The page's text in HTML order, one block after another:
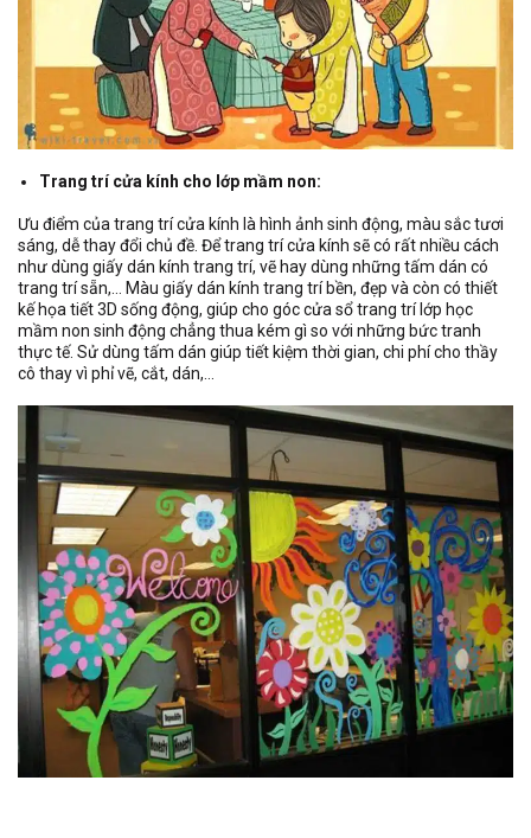
Trang trí cửa kính cho lớp mầm non:
Ưu điểm của trang trí cửa kính là hình ảnh sinh động, màu sắc tươi
sáng, dễ thay đổi chủ đề. Để trang trí cửa kính sẽ có rất nhiều cách
như dùng giấy dán kính trang trí, vẽ hay dùng những tấm dán có
trang trí sẵn,… Màu giấy dán kính trang trí bền, đẹp và còn có thiết
kế họa tiết 3D sống động, giúp cho góc cửa sổ trang trí lớp học
mầm non sinh động chẳng thua kém gì so với những bức tranh
thực tế. Sử dùng tấm dán giúp tiết kiệm thời gian, chi phí cho thầy
cô thay vì phỉ vẽ, cắt, dán,…